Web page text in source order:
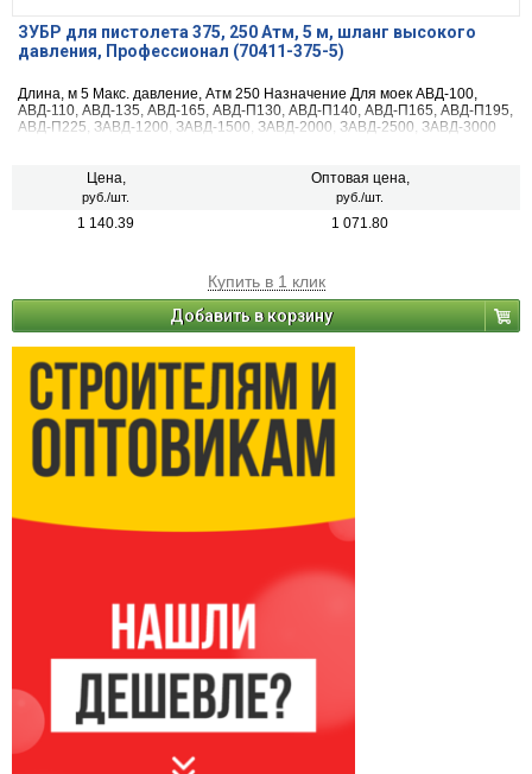
ЗУБР для пистолета 375, 250 Атм, 5 м, шланг высокого
давления, Профессионал (70411-375-5)
Длина, м 5 Макс. давление, Атм 250 Назначение Для моек АВД-100,
АВД-110, АВД-135, АВД-165, АВД-П130, АВД-П140, АВД-П165, АВД-П195,
АВД-П225, ЗАВД-1200, ЗАВД-1500, ЗАВД-2000, ЗАВД-2500, ЗАВД-3000
Цена,
руб./шт.
Оптовая цена,
руб./шт.
1 140.39 1 071.80
Купить в 1 клик
Добавить в корзину